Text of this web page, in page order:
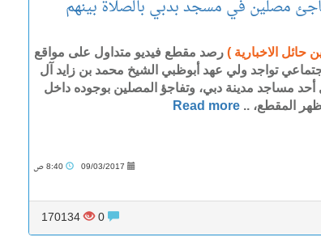
مصلين في مسجد بدبي بالصلاة بينهم
حائل الاخبارية ) رصد مقطع فيديو متداول على مواقع
تواجد ولي عهد أبوظبي الشيخ محمد بن زايد آل
أحد مساجد مدينة دبي، وتفاجؤ المصلين بوجوده داخل
المقطع، .. Read more
09/03/2017
170134